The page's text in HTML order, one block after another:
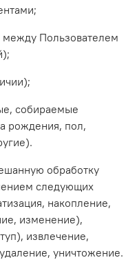
Пользователем
собираемые
рождения, пол,
обработку
следующих
накопление,
изменение),
извлечение,
уничтожение.